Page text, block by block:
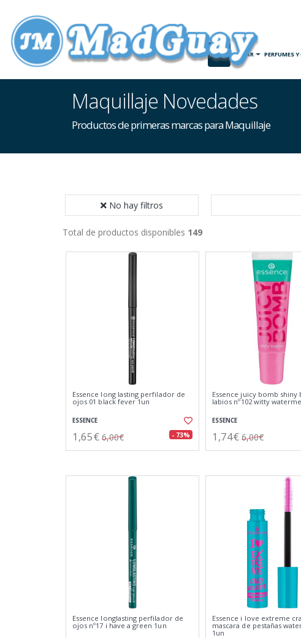
INICIO HOGAR PERFUMES
Maquillaje Novedades
Productos de primeras marcas para Maquillaje
No hay filtros
Total de productos disponibles 149
Essence long lasting perfilador de
ojos 01 black fever 1un
ESSENCE
1,65€ 6,00€ - 73%
Essence juicy bomb shiny
labios nº102 witty
ESSENCE
1,74€ 6,00€
Essence longlasting perfilador de
ojos nº17 i have a green 1un
Essence i love extreme
mascara de pestañas
1un